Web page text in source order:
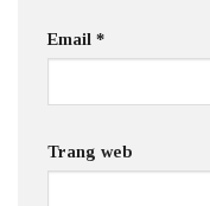
Email *
Trang web